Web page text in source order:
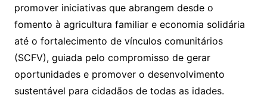
promover iniciativas que abrangem desde o
fomento à agricultura familiar e economia solidária
até o fortalecimento de vínculos comunitários
(SCFV), guiada pelo compromisso de gerar
oportunidades e promover o desenvolvimento
sustentável para cidadãos de todas as idades.